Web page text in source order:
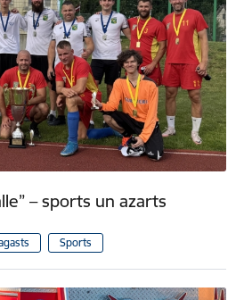
– sports un azarts
Sports